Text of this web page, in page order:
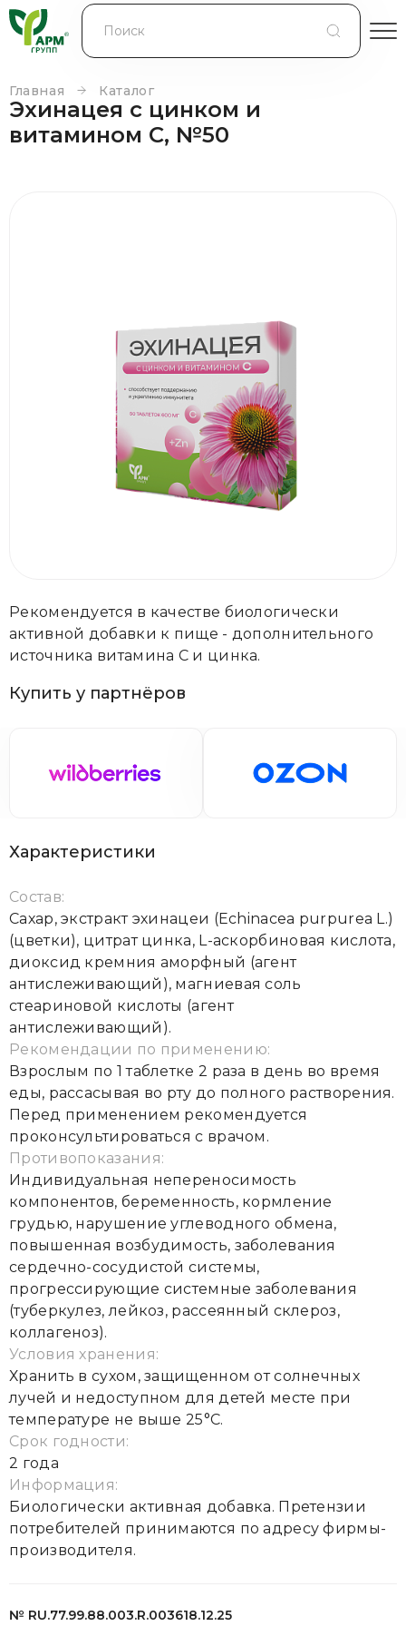
КОНТРАКТНОЕ ПРОИЗВОДСТВО
КОНТАКТЫ
Главная Каталог
Эхинацея с цинком и
витамином С, №50
Рекомендуется в качестве биологически
активной добавки к пище - дополнительного
источника витамина С и цинка.
Купить у партнёров
Характеристики
Состав:
Сахар, экстракт эхинацеи (Echinacea purpurea L.)
(цветки), цитрат цинка, L-аскорбиновая кислота,
диоксид кремния аморфный (агент
антислеживающий), магниевая соль
стеариновой кислоты (агент
антислеживающий).
Рекомендации по применению:
Взрослым по 1 таблетке 2 раза в день во время
еды, рассасывая во рту до полного растворения.
Перед применением рекомендуется
проконсультироваться с врачом.
Противопоказания:
Индивидуальная непереносимость
компонентов, беременность, кормление
грудью, нарушение углеводного обмена,
повышенная возбудимость, заболевания
сердечно-сосудистой системы,
прогрессирующие системные заболевания
(туберкулез, лейкоз, рассеянный склероз,
коллагеноз).
Условия хранения:
Хранить в сухом, защищенном от солнечных
лучей и недоступном для детей месте при
температуре не выше 25°С.
Срок годности:
2 года
Информация:
Биологически активная добавка. Претензии
потребителей принимаются по адресу фирмы-
производителя.
№ RU.77.99.88.003.R.003618.12.25